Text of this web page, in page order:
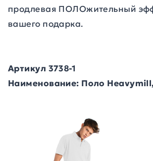
продлевая ПОЛОжительный
вашего подарка.
Артикул 3738-1
Наименование: Поло